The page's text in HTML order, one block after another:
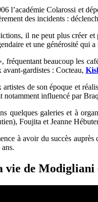
l’académie Colarossi et
des incidents :
il ne peut plus créer
et une générosité qui
fréquentant beaucoup les
gardistes : Cocteau,
de son époque et
notamment influencé par
quelques galeries et à
Foujita et Jeanne
à avoir du succès
vie de Modigliani